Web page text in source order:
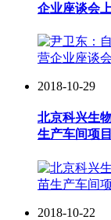
企业座谈会
2018-10-29
北京科兴生
生产车间项
2018-10-22